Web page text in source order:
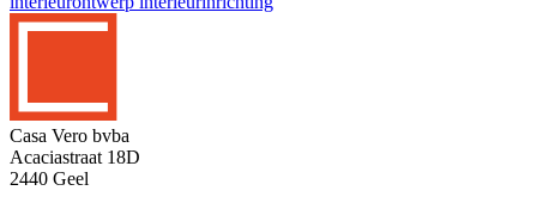
Casa Vero bvba
Acaciastraat 18D
2440 Geel